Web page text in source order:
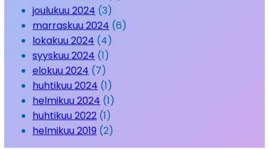
joulukuu 2024 (3)
marraskuu 2024 (6)
lokakuu 2024 (4)
syyskuu 2024 (1)
elokuu 2024 (7)
huhtikuu 2024 (1)
helmikuu 2024 (1)
huhtikuu 2022 (1)
helmikuu 2019 (2)